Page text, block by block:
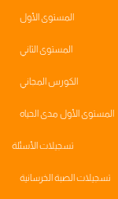
المستوى الأول
المستوى الثاني
الكورس المجاني
المستوى الأول مدى الحياه
تسجيلات الأسئلة
تسجيلات الصبة الخرسانية